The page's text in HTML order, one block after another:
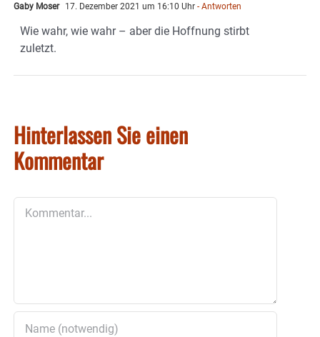
Gaby Moser 17. Dezember 2021 um 16:10 Uhr - Antworten
Wie wahr, wie wahr – aber die Hoffnung stirbt
zuletzt.
Hinterlassen Sie einen
Kommentar